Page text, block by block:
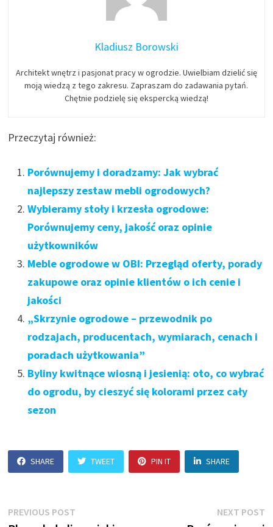
Kladiusz Borowski
Architekt wnętrz i pasjonat pracy w ogrodzie. Uwielbiam dzielić się
moją wiedzą z tego zakresu. Zapraszam do zadawania pytań.
Chętnie podzielę się ekspercką wiedzą!
Przeczytaj również:
Porównujemy i doradzamy: Jak wybrać
najlepszy zestaw mebli ogrodowych?
Wybieramy stoły i krzesła ogrodowe:
Porównujemy ceny, jakość oraz opinie
użytkowników
Meble ogrodowe w OBI: Przegląd oferty, porady
zakupowe oraz opinie klientów o ich cenie i
jakości
„Skrzynie ogrodowe – przewodnik po
rodzajach, producentach, wymiarach, cenach i
poradach użytkowania”
Byliny kwitnące wiosną i jesienią: oto, co wybrać
do ogrodu, by cieszyć się kolorami przez cały
sezon
SHARE TWEET PIN IT SHARE
Nawigacja
PREVIOUS POST NEXT POST